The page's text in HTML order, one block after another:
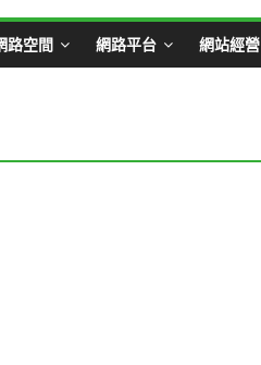
路空間 網路平台 網站經營